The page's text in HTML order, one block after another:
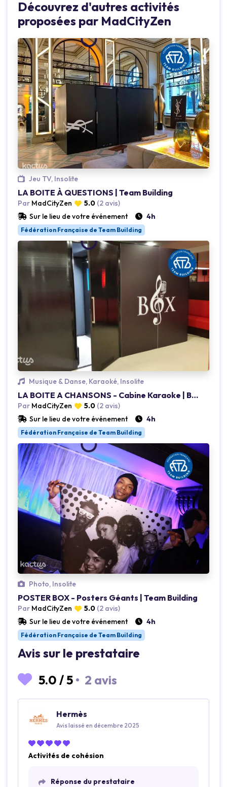
Découvrez d'autres activités
proposées par MadCityZen
Loading...
Jeu TV, Insolite
LA BOITE À QUESTIONS | Team Building
Par MadCityZen 5.0 (2 avis)
Sur le lieu de votre événement
4h
Fédération Française de Team Building
Loading...
Musique & Danse, Karaoké, Insolite
LA BOITE A CHANSONS - Cabine Karaoke | Boite à chansons
Par MadCityZen 5.0 (2 avis)
Sur le lieu de votre événement
4h
Fédération Française de Team Building
Loading...
Photo, Insolite
POSTER BOX - Posters Géants | Team Building
Par MadCityZen 5.0 (2 avis)
Sur le lieu de votre événement
4h
Fédération Française de Team Building
Avis sur le prestataire
5.0 /5 • 2 avis
Hermès
Avis laissé en décembre 2025
Activités de cohésion
Réponse du prestataire